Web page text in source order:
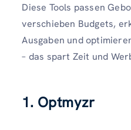
Diese Tools passen
verschieben Budgets,
Ausgaben und
– das spart Zeit und
1. Optmyzr